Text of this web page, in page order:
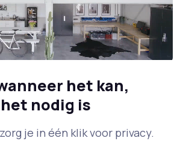
het kan,
nodig is
je in één klik voor privacy.